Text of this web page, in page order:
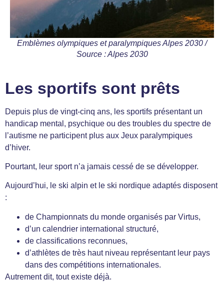
Emblèmes olympiques et paralympiques Alpes 2030 /
Source : Alpes 2030
Les sportifs sont prêts
Depuis plus de vingt-cinq ans, les sportifs présentant un
handicap mental, psychique ou des troubles du spectre de
l’autisme ne participent plus aux Jeux paralympiques
d’hiver.
Pourtant, leur sport n’a jamais cessé de se développer.
Aujourd’hui, le ski alpin et le ski nordique adaptés disposent
:
de Championnats du monde organisés par Virtus,
d’un calendrier international structuré,
de classifications reconnues,
d’athlètes de très haut niveau représentant leur pays
dans des compétitions internationales.
Autrement dit, tout existe déjà.